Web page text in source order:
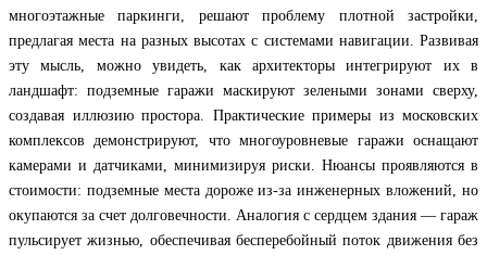
многоэтажные паркинги, решают проблему плотной застройки,
предлагая места на разных высотах с системами навигации. Развивая
эту мысль, можно увидеть, как архитекторы интегрируют их в
ландшафт: подземные гаражи маскируют зелеными зонами сверху,
создавая иллюзию простора. Практические примеры из московских
комплексов демонстрируют, что многоуровневые гаражи оснащают
камерами и датчиками, минимизируя риски. Нюансы проявляются в
стоимости: подземные места дороже из-за инженерных вложений, но
окупаются за счет долговечности. Аналогия с сердцем здания — гараж
пульсирует жизнью, обеспечивая бесперебойный поток движения без